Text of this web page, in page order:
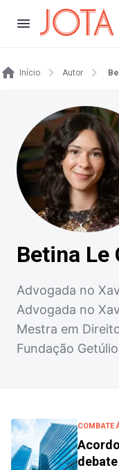
Início Autor
Betina Le
Advogada no
Advogada no
Mestra em
Fundação
COMBATE
debate